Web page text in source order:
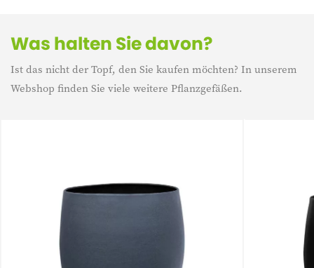
Frostbeständigkeit für eine lange Lebensdauer bei allen
ein Abflussloch und einen Stopfen.
Was halten Sie davon?
Ist das nicht der Topf, den Sie kaufen möchten? In unserem
Webshop finden Sie viele weitere Pflanzgefäßen.